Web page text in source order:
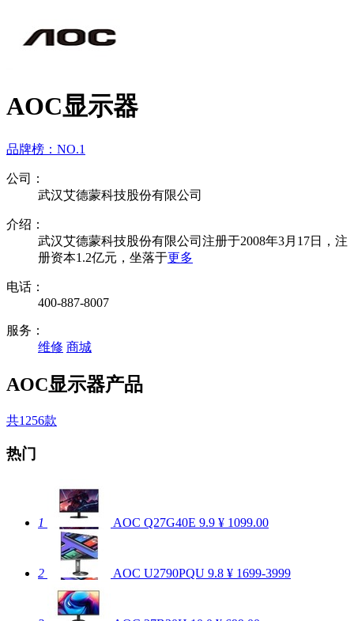
AOC显示器
品牌榜： NO.1
公司：
武汉艾德蒙科技股份有限公司
介绍：
武汉艾德蒙科技股份有限公司注册于2008年3月17日，注
册资本1.2亿元，坐落于更多
电话：
400-887-8007
服务：
维修 商城
AOC显示器产品
共1256款
热门
1 AOC Q27G40E 9.9 ¥ 1099.00
2 AOC U2790PQU 9.8 ¥ 1699-3999